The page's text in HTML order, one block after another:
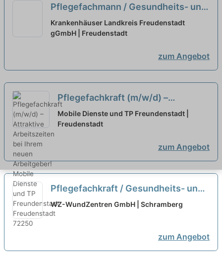
Pflegefachmann / Gesundheits- und
Krankenpfleger (m/w/d) Chest-Pain-
Unit neu
Krankenhäuser Landkreis Freudenstadt
gGmbH | Freudenstadt
zum Angebot
Pflegefachkraft (m/w/d) –
Attraktive Arbeitszeiten bei Ihrem
neuen Arbeitgeber!
Mobile Dienste und TP Freundenstadt |
Freudenstadt
zum Angebot
Pflegefachkraft / Gesundheits- und
Krankenpfleger (m/w/d) -
Wundmanagement
WZ-WundZentren GmbH | Schramberg
zum Angebot